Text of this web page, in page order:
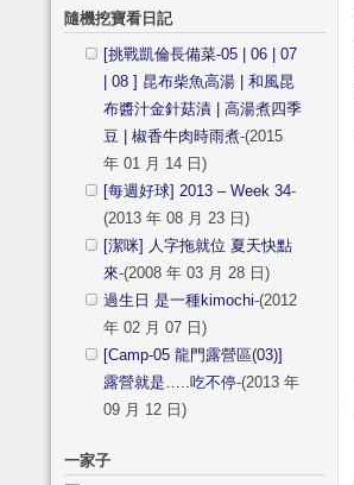
隨機挖寶看日記
[挑戰凱倫長備菜-05 | 06 | 07
| 08 ] 昆布柴魚高湯 | 和風昆
布醬汁金針菇漬 | 高湯煮四季
豆 | 椒香牛肉時雨煮-(2015
年 01 月 14 日)
[每週好球] 2013 – Week 34-
(2013 年 08 月 23 日)
[潔咪] 人字拖就位 夏天快點
來-(2008 年 03 月 28 日)
過生日 是一種kimochi-(2012
年 02 月 07 日)
[Camp-05 龍門露營區(03)]
露營就是…..吃不停-(2013 年
09 月 12 日)
一家子